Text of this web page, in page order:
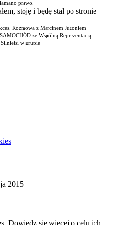
prawo.
stoję i będę stał po stronie
Rozmowa z Marcinem Juzoniem
ze Wspólną Reprezentacją
Silniejsi w grupie
2015
Dowiedz się więcej o celu ich